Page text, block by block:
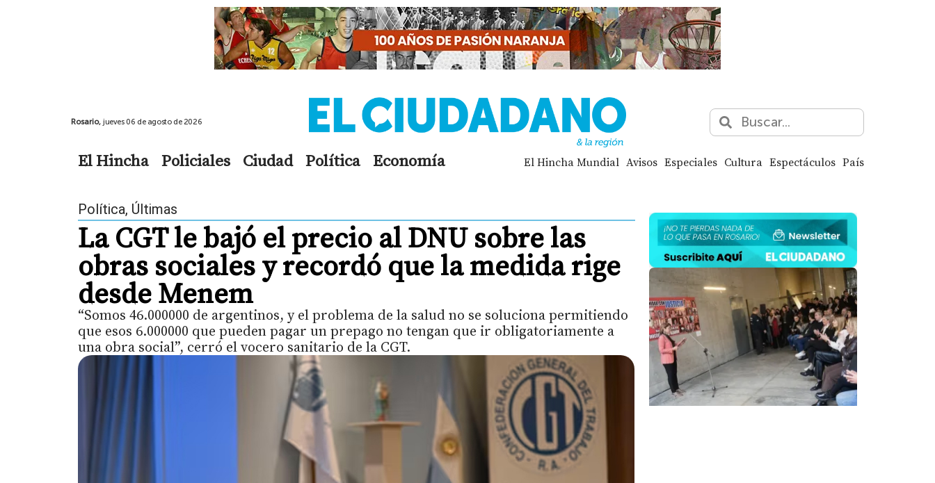
Rosario, jueves 06 de agosto de 2026
El Hincha Policiales Ciudad Política Economía El Hincha Mundial Avisos Especiales Cultura Espectáculos País
Política, Últimas
La CGT le bajó el precio al DNU sobre las
obras sociales y recordó que la medida rige
desde Menem
“Somos 46.000000 de argentinos, y el problema de la salud no se soluciona permitiendo
que esos 6.000000 que pueden pagar un prepago no tengan que ir obligatoriamente a
una obra social”, cerró el vocero sanitario de la CGT.